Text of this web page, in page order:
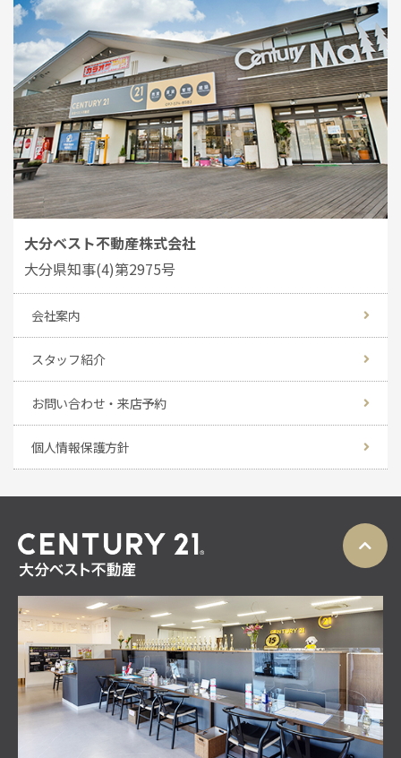
大分ベスト不動産株式会社
大分県知事(4)第2975号
会社案内
スタッフ紹介
お問い合わせ・来店予約
個人情報保護方針